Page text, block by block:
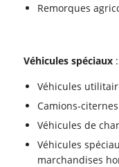
Remorques
Véhicules spéciaux:
Véhicules
Camions-citernes
Véhicules de
Véhicules
marchandises